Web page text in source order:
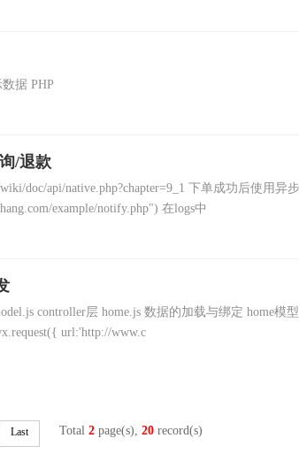
据 PHP
/退款
doc/api/native.php?chapter=9_1 下单成功后使用
example/notify.php") 在logs中
controller层 home.js 数据的加载与绑定 home模
url:'http://www.c
Last Total 2 page(s), 20 record(s)